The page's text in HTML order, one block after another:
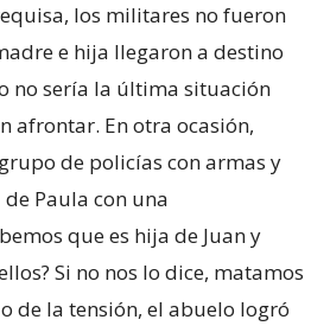
los militares no fueron
e hija llegaron a destino
no sería la última situación
afrontar. En otra ocasión,
de policías con armas y
Paula con una
que es hija de Juan y
Si no nos lo dice, matamos
de la tensión, el abuelo logró